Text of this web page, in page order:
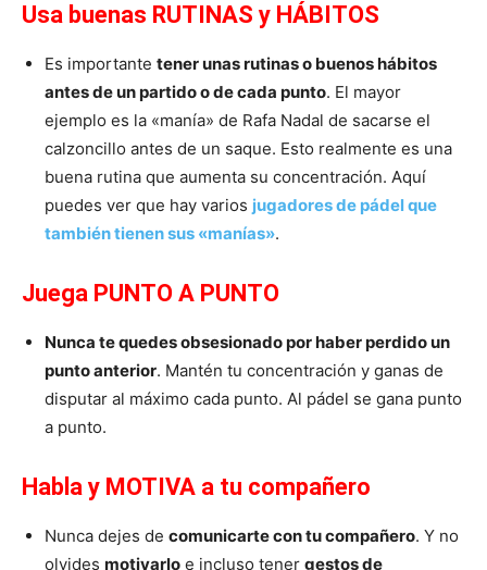
Usa buenas RUTINAS y HÁBITOS
Es importante tener unas rutinas o buenos hábitos
antes de un partido o de cada punto. El mayor
ejemplo es la «manía» de Rafa Nadal de sacarse el
calzoncillo antes de un saque. Esto realmente es una
buena rutina que aumenta su concentración. Aquí
puedes ver que hay varios jugadores de pádel que
también tienen sus «manías».
Juega PUNTO A PUNTO
Nunca te quedes obsesionado por haber perdido un
punto anterior. Mantén tu concentración y ganas de
disputar al máximo cada punto. Al pádel se gana punto
a punto.
Habla y MOTIVA a tu compañero
Nunca dejes de comunicarte con tu compañero. Y no
olvides motivarlo e incluso tener gestos de